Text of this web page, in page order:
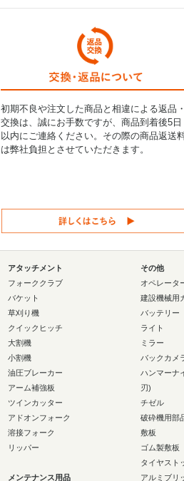
初期不良や注文した商品と相違による返品・
交換は、誠にお手数ですが、商品到着後5日
以内にご連絡ください。その際の商品返送
は弊社負担とさせていただきます。
アタッチメント
フォーククラブ
バケット
草刈り機
クイックヒッチ
大割機
小割機
油圧ブレーカー
アーム補強板
ツインカッター
アドオンフォーク
溶接フォーク
リッパー
メンテナンス用品
その他
オペレータ
建設機械用
バッテリー
ライト
ミラー
バックカメ
ハンマーナ
刃)
チゼル
破砕機用部
敷板
ゴム製敷板
タイヤスト
アルミブリ